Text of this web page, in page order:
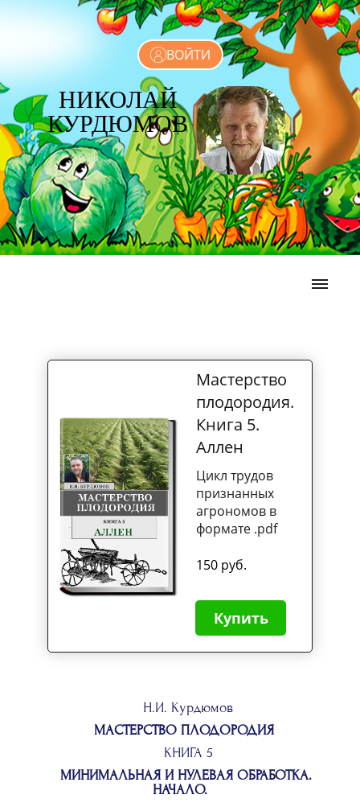
ВОЙТИ
НИКОЛАЙ
КУРДЮМОВ
Мастерство
плодородия.
Книга 5.
Аллен
Цикл трудов
признанных
агрономов в
формате .pdf
150 руб.
Купить
Н.И. Курдюмов
МАСТЕРСТВО ПЛОДОРОДИЯ
КНИГА 5
МИНИМАЛЬНАЯ И НУЛЕВАЯ ОБРАБОТКА.
НАЧАЛО.